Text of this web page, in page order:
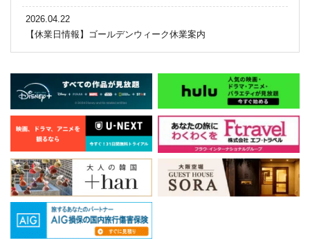
2026.04.22
【休業日情報】ゴールデンウィーク休業案内